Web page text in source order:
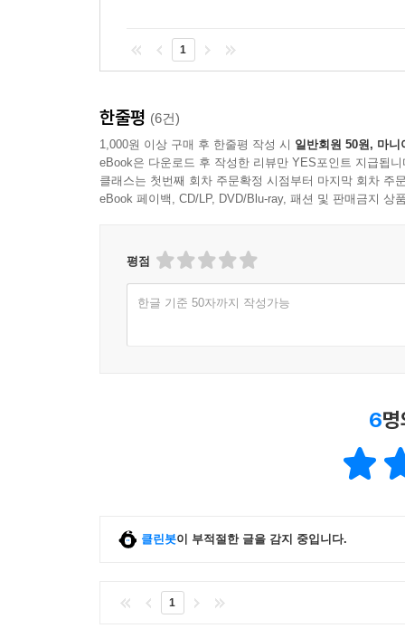
1
한줄평 (6건)
1,000원 이상 구매 후 한줄평 작성 시 일반회원 50원, 마니
eBook은 다운로드 후 작성한 리뷰만 YES포인트 지급됩니
클래스는 첫번째 회차 주문확정 시점부터 마지막 회차 주
eBook 페이백, CD/LP, DVD/Blu-ray, 패션 및 판매금지 상
평점
한글 기준 50자까지 작성가능
6
클린봇이 부적절한 글을 감지 중입니다.
1